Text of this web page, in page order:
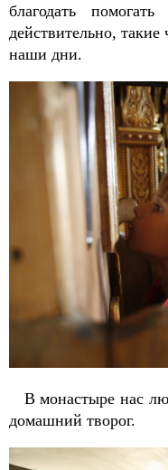
благодать
действительно,
наши дни.
В монастыре нас
домашний творог.